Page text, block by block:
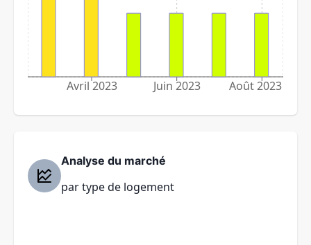
Avril 2023 Juin 2023 Août 2023
Analyse du marché
par type de logement